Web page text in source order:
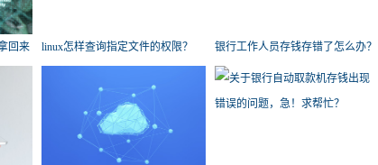
回来
linux怎样查询指定文件的权限？ 银行工作人员存钱存错了怎么办？